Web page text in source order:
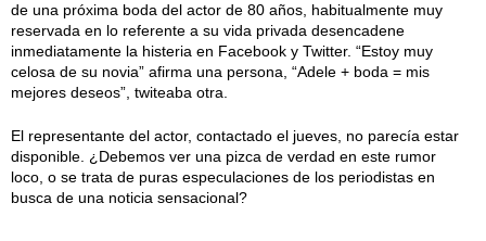
de una próxima boda del actor de 80 años, habitualmente muy
reservada en lo referente a su vida privada desencadene
inmediatamente la histeria en Facebook y Twitter. “Estoy muy
celosa de su novia” afirma una persona, “Adele + boda = mis
mejores deseos”, twiteaba otra.
El representante del actor, contactado el jueves, no parecía estar
disponible. ¿Debemos ver una pizca de verdad en este rumor
loco, o se trata de puras especulaciones de los periodistas en
busca de una noticia sensacional?